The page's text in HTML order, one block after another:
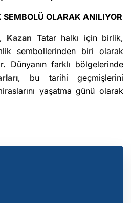
OLARAK ANILIYOR
Kazan Tatar halkı için birlik,
sembollerinden biri olarak
Dünyanın farklı bölgelerinde
, bu tarihi geçmişlerini
yaşatma günü olarak